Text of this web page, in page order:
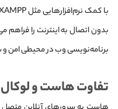
بدون اتصال به اینترنت را فراهم
برنامه‌نویسی وب در محیطی امن و
تفاوت هاست و